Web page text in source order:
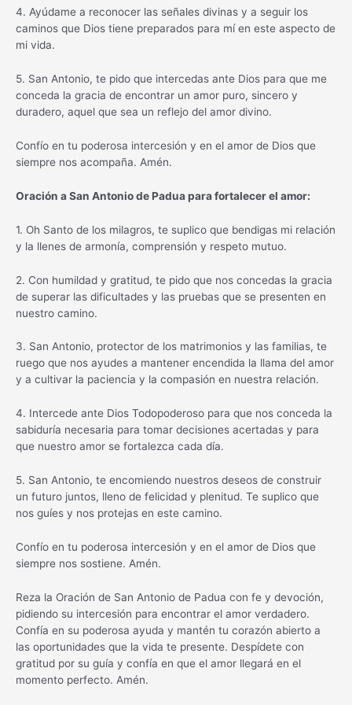
4. Ayúdame a reconocer las señales divinas y a seguir los
caminos que Dios tiene preparados para mí en este aspecto de
mi vida.
5. San Antonio, te pido que intercedas ante Dios para que me
conceda la gracia de encontrar un amor puro, sincero y
duradero, aquel que sea un reflejo del amor divino.
Confío en tu poderosa intercesión y en el amor de Dios que
siempre nos acompaña. Amén.
Oración a San Antonio de Padua para fortalecer el amor:
1. Oh Santo de los milagros, te suplico que bendigas mi relación
y la llenes de armonía, comprensión y respeto mutuo.
2. Con humildad y gratitud, te pido que nos concedas la gracia
de superar las dificultades y las pruebas que se presenten en
nuestro camino.
3. San Antonio, protector de los matrimonios y las familias, te
ruego que nos ayudes a mantener encendida la llama del amor
y a cultivar la paciencia y la compasión en nuestra relación.
4. Intercede ante Dios Todopoderoso para que nos conceda la
sabiduría necesaria para tomar decisiones acertadas y para
que nuestro amor se fortalezca cada día.
5. San Antonio, te encomiendo nuestros deseos de construir
un futuro juntos, lleno de felicidad y plenitud. Te suplico que
nos guíes y nos protejas en este camino.
Confío en tu poderosa intercesión y en el amor de Dios que
siempre nos sostiene. Amén.
Reza la Oración de San Antonio de Padua con fe y devoción,
pidiendo su intercesión para encontrar el amor verdadero.
Confía en su poderosa ayuda y mantén tu corazón abierto a
las oportunidades que la vida te presente. Despídete con
gratitud por su guía y confía en que el amor llegará en el
momento perfecto. Amén.